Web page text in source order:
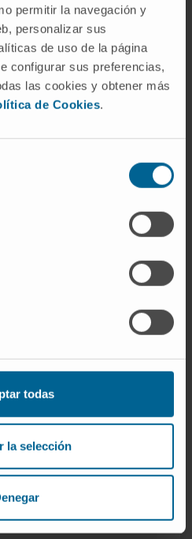
permitir la navegación y
personalizar sus
de uso de la página
configurar sus preferencias,
las cookies y obtener más
de Cookies.
todas
la selección
de las indicaciones
convencional
su utilidad cuando
una valoración dinámica
Artrografía (para
en el
en conceptos
de imagen con